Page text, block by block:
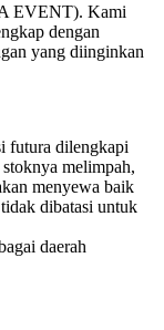
EVENT). Kami
dengan
yang diinginkan
futura dilengkapi
melimpah,
menyewa baik
dibatasi untuk
daerah